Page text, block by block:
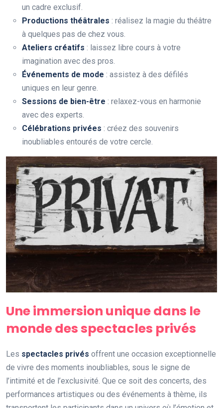
un cadre exclusif.
Productions théâtrales : réalisez la magie du théâtre
à quelques pas de chez vous.
Ateliers créatifs : laissez libre cours à votre
imagination avec des pros.
Événements de mode : assistez à des défilés
uniques en leur genre.
Sessions de bien-être : relaxez-vous en harmonie
avec des experts.
Célébrations privées : créez des souvenirs
inoubliables entourés de votre cercle.
Une immersion unique dans le
monde des spectacles privés
Les spectacles privés offrent une occasion exceptionnelle
de vivre des moments inoubliables, sous le signe de
l’intimité et de l’exclusivité. Que ce soit des concerts, des
performances artistiques ou des événements à thème, ils